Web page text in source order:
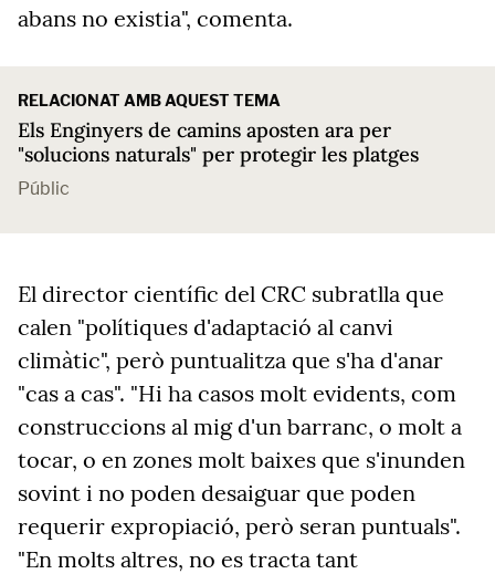
abans no existia", comenta.
RELACIONAT AMB AQUEST TEMA
Els Enginyers de camins aposten ara per
"solucions naturals" per protegir les platges
Públic
El director científic del CRC subratlla que
calen "polítiques d'adaptació al canvi
climàtic", però puntualitza que s'ha d'anar
"cas a cas". "Hi ha casos molt evidents, com
construccions al mig d'un barranc, o molt a
tocar, o en zones molt baixes que s'inunden
sovint i no poden desaiguar que poden
requerir expropiació, però seran puntuals".
"En molts altres, no es tracta tant